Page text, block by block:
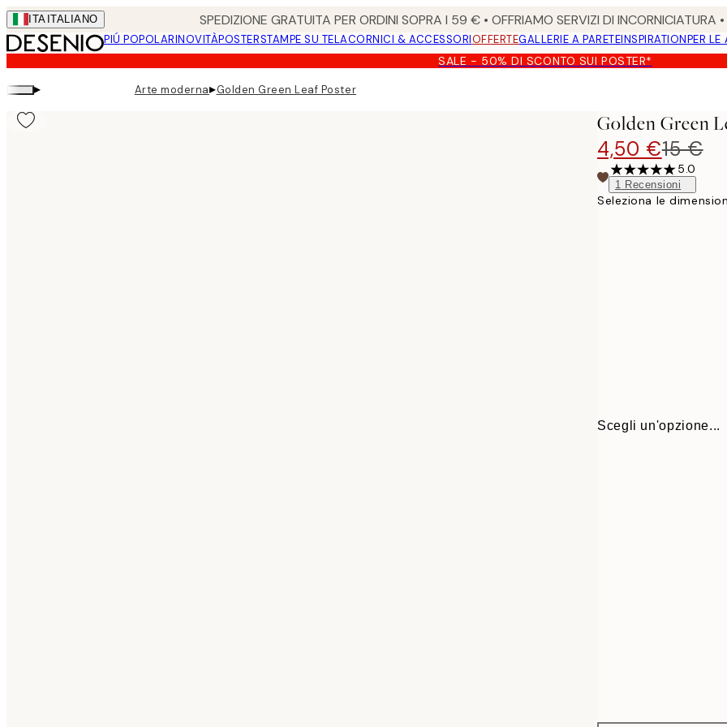
Skip
to
main
content.
ITA ITALIANO SPEDIZIONE GRATUITA PER ORDINI SOPRA I 59 € • OFFRIAMO SERVIZI DI
PIÚ POPOLARINOVITÀPOSTERSTAMPE SU TELACORNICI & ACCESSORIOFFERTEGALLERIE A PARETEINSPIRATIONPER LE
SALE - 50% DI SCONTO SUI POSTER*
▸ Arte moderna▸Golden Green Leaf Poster
Golden Green
4,50 €15 €
5.0
1 Recensioni
Seleziona le
Scegli un'opzione...